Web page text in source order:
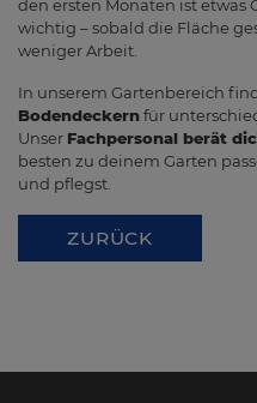
den ersten Monaten ist etwas
wichtig – sobald die Fläche
weniger Arbeit.
In unserem Gartenbereich
Bodendeckernfür
Unser Fachpersonal berät
besten zu deinem Garten
und pflegst.
ZURÜCK